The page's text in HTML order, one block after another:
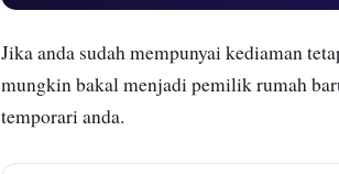
Jika anda sudah mempunyai kediaman
mungkin bakal menjadi pemilik rumah
temporari anda.